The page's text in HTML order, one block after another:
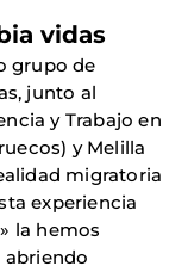
vidas
grupo de
junto al
y Trabajo en
y Melilla
migratoria
experiencia
la hemos
abriendo